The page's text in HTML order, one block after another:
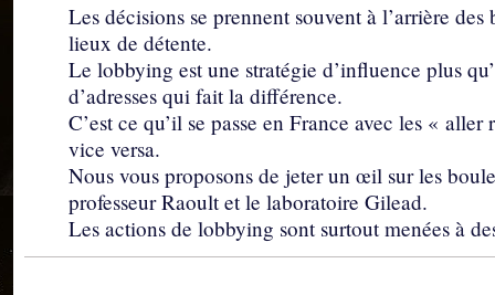
Les décisions se prennent souvent à l’arrière
lieux de détente.
Le lobbying est une stratégie d’influence plus
d’adresses qui fait la différence.
C’est ce qu’il se passe en France avec les «
vice versa.
Nous vous proposons de jeter un œil sur les
professeur Raoult et le laboratoire Gilead.
Les actions de lobbying sont surtout menées à